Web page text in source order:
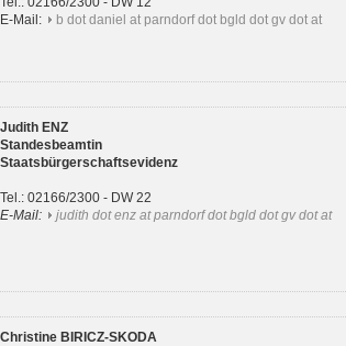
E-Mail:
b dot daniel at parndorf dot bgld dot gv dot at
Judith ENZ
Standesbeamtin
Staatsbürgerschaftsevidenz
Tel.: 02166/2300 - DW 22
E-Mail:
judith dot enz at parndorf dot bgld dot gv dot at
Christine BIRICZ-SKODA